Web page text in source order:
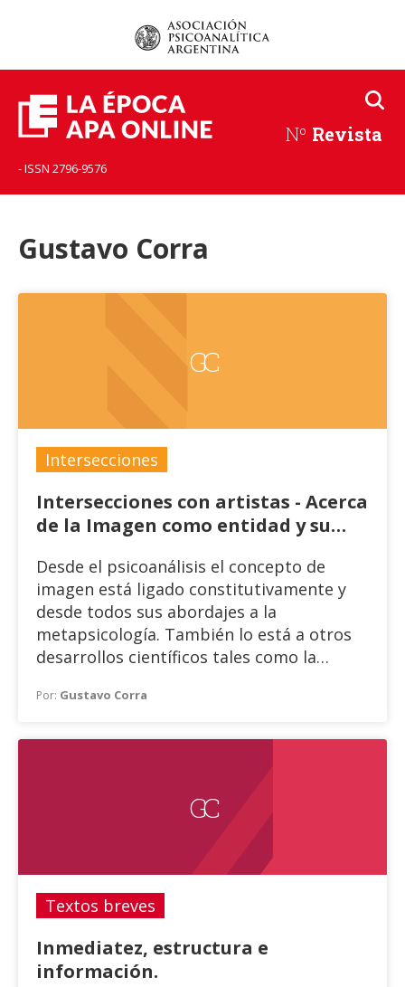
Nº Revista
- ISSN 2796-9576
Gustavo Corra
GC
Intersecciones
Intersecciones con artistas - Acerca
de la Imagen como entidad y su
Mariano Sapia, pintor
Desde el psicoanálisis el concepto de
imagen está ligado constitutivamente y
desde todos sus abordajes a la
metapsicología. También lo está a otros
desarrollos científicos tales como la
Por: Gustavo Corra
GC
Textos breves
Inmediatez, estructura e
información.